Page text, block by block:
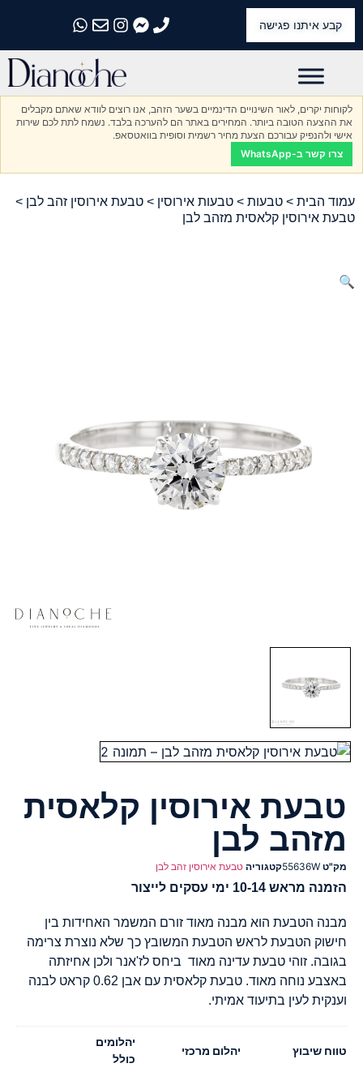
קבע איתנו פגישה
התקשרו אלינו
התקשרו אלינו
התקשרו אלינו
התקשרו אלינו
התקשרו אלינו
לקוחות יקרים, לאור השינויים הדינמיים בשער הזהב, אנו רוצים לוודא שאתם מקבלים
את ההצעה הטובה ביותר. המחירים באתר הם להערכה בלבד. נשמח לתת לכם שירות
אישי ולהנפיק עבורכם הצעת מחיר רשמית וסופית בוואטסאפ.
צרו קשר ב-WhatsApp
עמוד הבית > טבעות > טבעות אירוסין > טבעת אירוסין זהב לבן >
טבעת אירוסין קלאסית מזהב לבן
🔍
טבעת אירוסין קלאסית
מזהב לבן
מק"ט 55636Wקטגוריה טבעת אירוסין זהב לבן
הזמנה מראש 10-14 ימי עסקים לייצור
מבנה הטבעת הוא מבנה מאוד זורם המשמר האחידות בין
חישוק הטבעת לראש הטבעת המשובץ כך שלא נוצרת צרימה
בגובה. זוהי טבעת עדינה מאוד ביחס לז'אנר ולכן אחיזתה
באצבע נוחה מאוד. טבעת קלאסית עם אבן 0.62 קראט לבנה
וענקית לעין בתיעוד אמיתי.
טווח שיבוץ יהלום מרכזי
יהלומים
כולל